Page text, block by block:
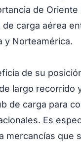
de Oriente
carga aérea
y Norteamérica.
de su
largo recorrido
de carga para
Es
mercancías que